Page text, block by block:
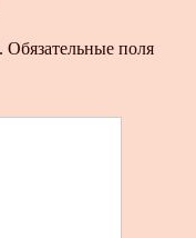
Обязательные поля